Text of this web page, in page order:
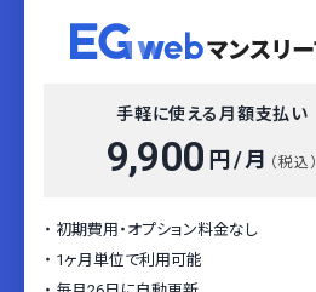
手軽に使える月額支払い
9,900 円 / 月 （税込）
初期費用・オプション料金なし
1ヶ月単位で利用可能